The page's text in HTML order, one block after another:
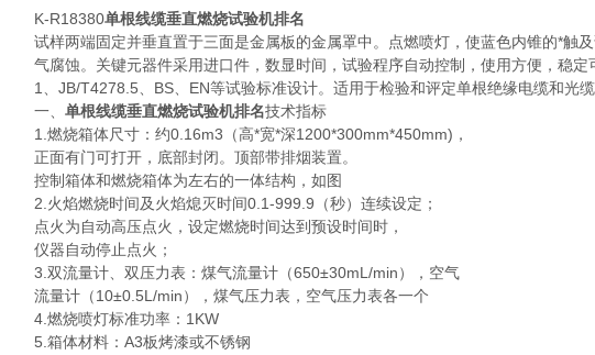
K-R18380单根线缆垂直燃烧试验机排名
试样两端固定并垂直置于三面是金属板的金属罩中。点燃喷灯，使蓝色内锥的*触
气腐蚀。关键元器件采用进口件，数显时间，试验程序自动控制，使用方便，稳
1、JB/T4278.5、BS、EN等试验标准设计。适用于检验和评定单根绝缘电缆和光
一、 单根线缆垂直燃烧试验机排名技术指标
1.燃烧箱体尺寸：约0.16m3（高*宽*深1200*300mm*450mm)，
正面有门可打开，底部封闭。顶部带排烟装置。
控制箱体和燃烧箱体为左右的一体结构，如图
2.火焰燃烧时间及火焰熄灭时间0.1-999.9（秒）连续设定；
点火为自动高压点火，设定燃烧时间达到预设时间时，
仪器自动停止点火；
3.双流量计、双压力表：煤气流量计（650±30mL/min），空气
流量计（10±0.5L/min），煤气压力表，空气压力表各一个
4.燃烧喷灯标准功率：1KW
5.箱体材料：A3板烤漆或不锈钢